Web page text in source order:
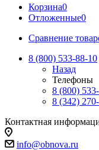
Корзина0
Отложенные0
Сравнение
8 (800) 533-88-10
Назад
Телефоны
8 (800)
8 (342)
Контактная
info@obnova.ru